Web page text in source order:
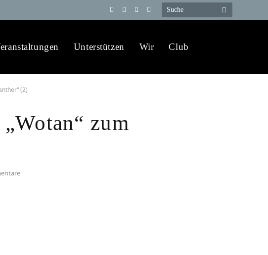
Telegram
YouTube
X
WhatsApp
Unterstützen Wir Club
(2)
zum